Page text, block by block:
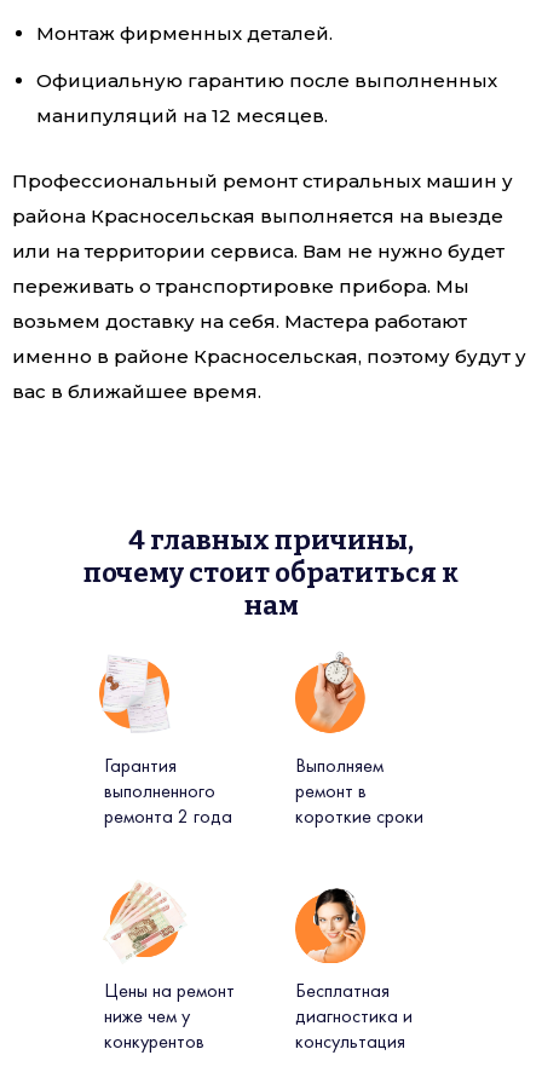
Монтаж фирменных деталей.
Официальную гарантию после выполненных
манипуляций на 12 месяцев.
Профессиональный ремонт стиральных машин у
района Красносельская выполняется на выезде
или на территории сервиса. Вам не нужно будет
переживать о транспортировке прибора. Мы
возьмем доставку на себя. Мастера работают
именно в районе Красносельская, поэтому будут у
вас в ближайшее время.
4 главных причины,
почему стоит обратиться к
нам
Гарантия
выполненного
ремонта 2 года
Выполняем
ремонт в
короткие сроки
Цены на ремонт
ниже чем у
конкурентов
Бесплатная
диагностика и
консультация